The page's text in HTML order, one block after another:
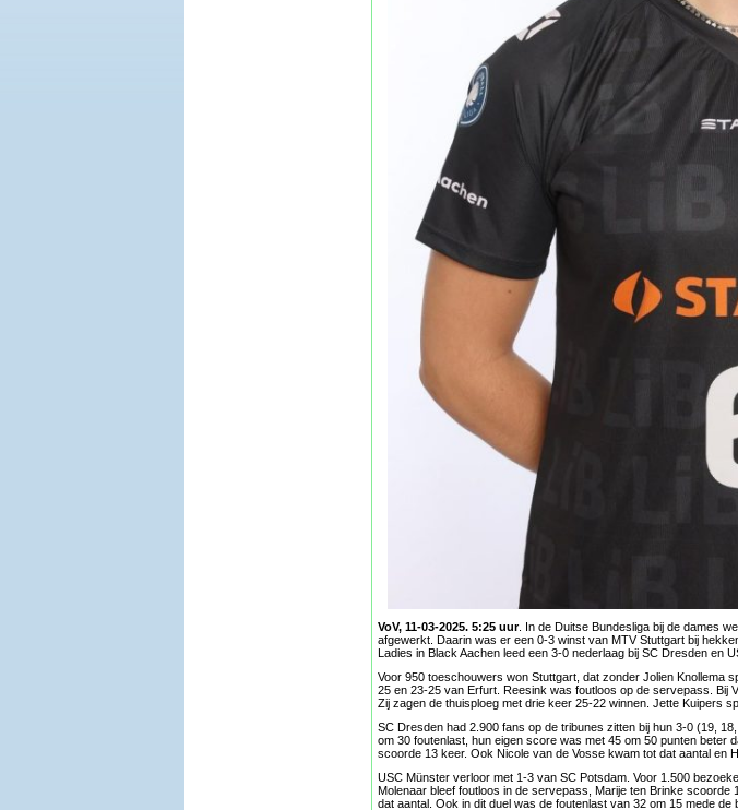
VoV, 11-03-2025. 5:25 uur. In de Duitse Bundesliga bij de dames
afgewerkt. Daarin was er een 0-3 winst van MTV Stuttgart bij
Ladies in Black Aachen leed een 3-0 nederlaag bij SC Dresden en
Voor 950 toeschouwers won Stuttgart, dat zonder Jolien Knollema
25 en 23-25 van Erfurt. Reesink was foutloos op de servepass. Bij
Zij zagen de thuisploeg met drie keer 25-22 winnen. Jette Kuipers
SC Dresden had 2.900 fans op de tribunes zitten bij hun 3-0 (19,
om 30 foutenlast, hun eigen score was met 45 om 50 punten beter
scoorde 13 keer. Ook Nicole van de Vosse kwam tot dat aantal en
USC Münster verloor met 1-3 van SC Potsdam. Voor 1.500
Molenaar bleef foutloos in de servepass, Marije ten Brinke
dat aantal. Ook in dit duel was de foutenlast van 32 om 15 mede